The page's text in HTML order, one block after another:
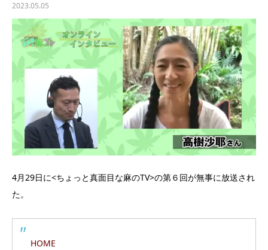
2023.05.05
4月29日に<ちょっと真面目な麻のTV>の第６回が無事に放送され
た。
HOME